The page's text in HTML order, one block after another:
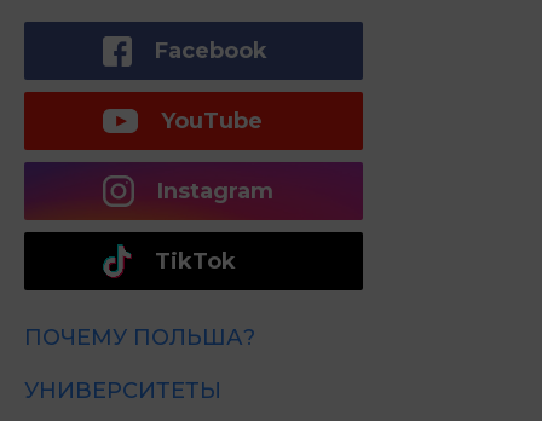
Facebook
YouTube
Instagram
TikTok
ПОЧЕМУ ПОЛЬША?
УНИВЕРСИТЕТЫ